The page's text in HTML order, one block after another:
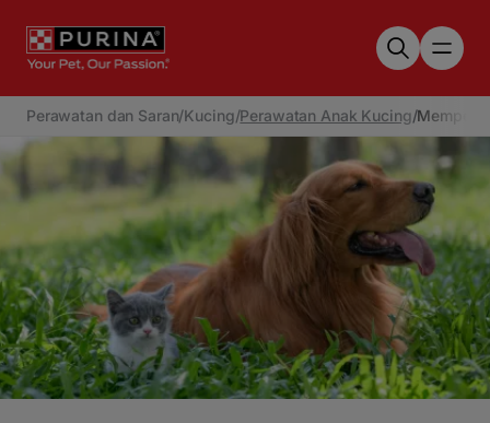
Perawatan dan Saran/Kucing/Perawatan Anak Kucing/